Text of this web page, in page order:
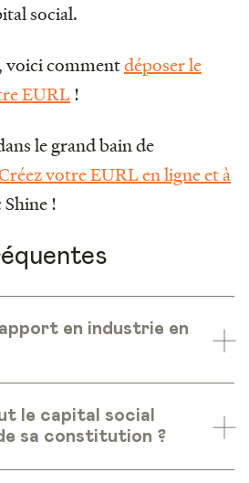
social.
voici commentdéposer le
EURL!
le grand bain de
votre EURL en ligne et à
Shine !
en industrie en
le capital social
sa constitution ?